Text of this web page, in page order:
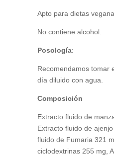
Apto para dietas
No contiene alcohol.
Posología:
Recomendamos tomar
día diluido con agua.
Composición
Extracto fluido de
Extracto fluido de
fluido de Fumaria 321
ciclodextrinas 255 mg,